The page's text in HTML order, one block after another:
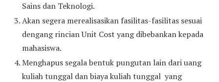
Sains dan Teknologi.
Akan segera merealisasikan fasilitas-fasilitas sesuai
dengang rincian Unit Cost yang dibebankan kepada
mahasiswa.
Menghapus segala bentuk pungutan lain dari uang
kuliah tunggal dan biaya kuliah tunggal yang